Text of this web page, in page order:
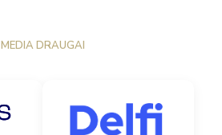
MEDIA DRAUGAI